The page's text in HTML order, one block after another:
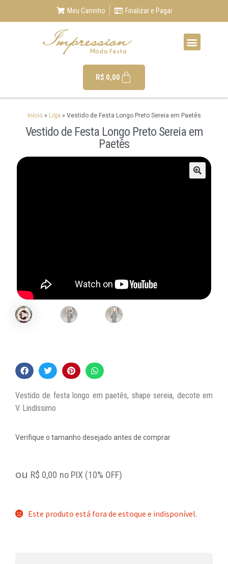
Meu Carrinho Finalizar e Pagar
R$ 0,00
Início» Loja » Vestido de Festa Longo Preto Sereia em Paetês
Vestido de Festa Longo Preto Sereia em
Paetês
Vestido de festa longo em paetês, shape sereia, decote em
V. Lindíssimo
Verifique o tamanho desejado antes de comprar
ou R$ 0,00 no PIX (10% OFF)
Este produto está fora de estoque e indisponível.